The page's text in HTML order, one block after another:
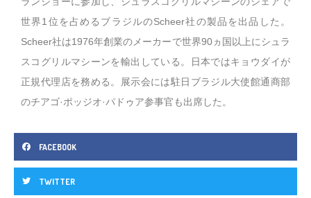
世界1位を占めるブラジルのScheer社の製品を出品した。
Scheer社は1976年創業のメーカーで世界90ヵ国以上にシュラ
スコグリルマシーンを輸出している。日本ではキョウダイが
正規代理店を務める。展示会には駐日ブラジル大使館通商部
のチアゴ·ポッジオ·パドゥア参事官も出席した。
FACEBOOK
TWITTER